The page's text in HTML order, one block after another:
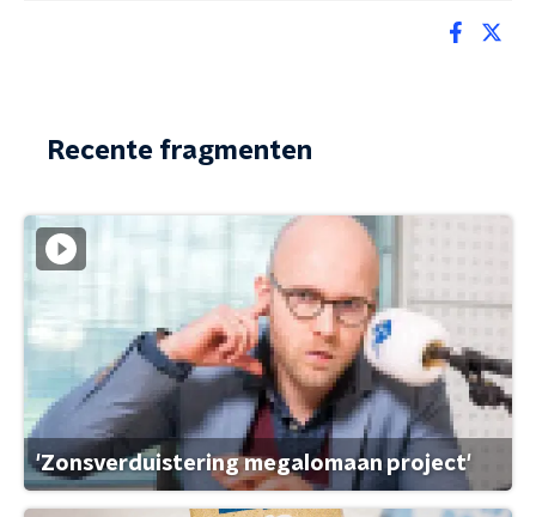
Recente fragmenten
'Zonsverduistering megalomaan project'